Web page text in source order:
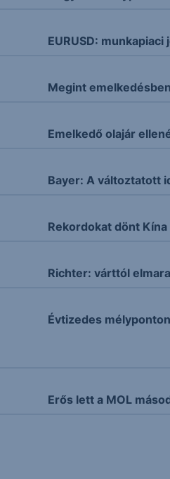
EURUSD:
Megint
Emelkedő olajár
Bayer: A változtatott
Rekordokat dönt
Richter: várttól
Évtizedes
Erős lett a MOL